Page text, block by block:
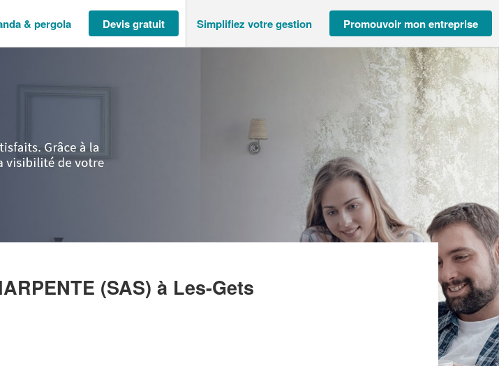
& pergola Devis gratuit Simplifiez votre gestion Promouvoir mon entreprise
(SAS) à Les-Gets